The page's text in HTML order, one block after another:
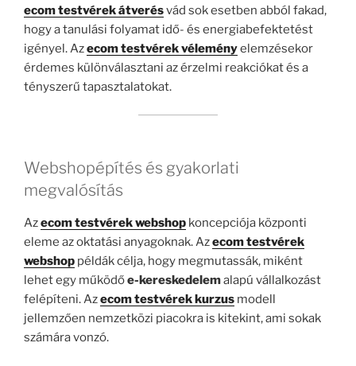
ecom testvérek átverésvád sok esetben abból fakad,
hogy a tanulási folyamat idő- és energiabefektetést
igényel. Azecom testvérek véleményelemzésekor
érdemes különválasztani az érzelmi reakciókat és a
tényszerű tapasztalatokat.
Webshopépítés és gyakorlati
megvalósítás
Azecom testvérek webshop koncepciója központi
eleme az oktatási anyagoknak. Azecom testvérek
webshop példák célja, hogy megmutassák, miként
lehet egy működőe-kereskedelemalapú vállalkozást
felépíteni. Azecom testvérek kurzus modell
jellemzően nemzetközi piacokra is kitekint, ami sokak
számára vonzó.